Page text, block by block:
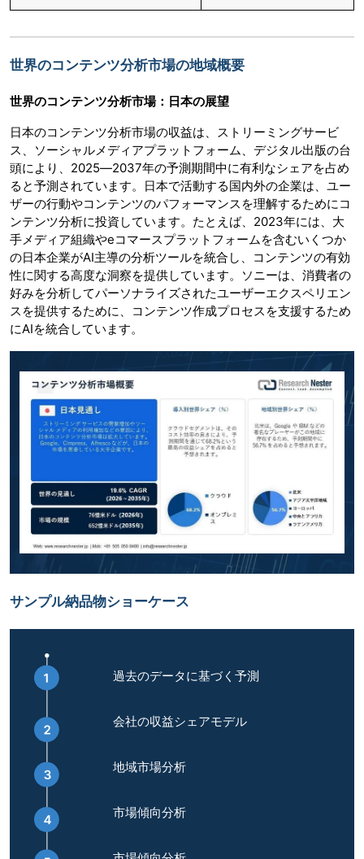
世界のコンテンツ分析市場の地域概要
世界のコンテンツ分析市場：日本の展望
日本のコンテンツ分析市場の収益は、ストリーミングサービ
ス、ソーシャルメディアプラットフォーム、デジタル出版の台
頭により、2025―2037年の予測期間中に有利なシェアを占め
ると予測されています。日本で活動する国内外の企業は、ユー
ザーの行動やコンテンツのパフォーマンスを理解するためにコ
ンテンツ分析に投資しています。たとえば、2023年には、大
手メディア組織やeコマースプラットフォームを含むいくつか
の日本企業がAI主導の分析ツールを統合し、コンテンツの有効
性に関する高度な洞察を提供しています。ソニーは、消費者の
好みを分析してパーソナライズされたユーザーエクスペリエン
スを提供するために、コンテンツ作成プロセスを支援するため
にAIを統合しています。
サンプル納品物ショーケース
過去のデータに基づく予測
会社の収益シェアモデル
地域市場分析
市場傾向分析